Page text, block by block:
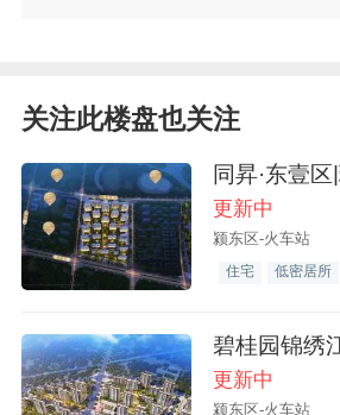
关注此楼盘也关注
同昇·东壹区
更新中
颍东区-火车站
住宅 低密居所
碧桂园锦绣
更新中
颍东区-火车站